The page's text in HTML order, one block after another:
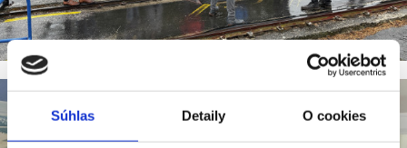
Súhlas Detaily O cookies